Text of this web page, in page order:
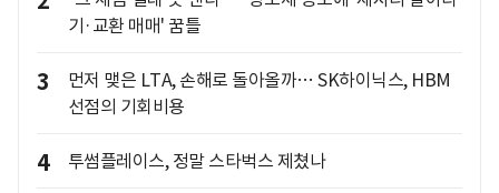
기·교환 매매' 꿈틀
3
먼저 맺은 LTA, 손해로 돌아올까… SK하이닉스, HBM
선점의 기회비용
4 투썸플레이스, 정말 스타벅스 제쳤나